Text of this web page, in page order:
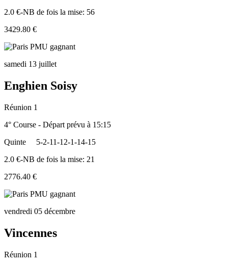
2.0 €-NB de fois la mise: 56
3429.80 €
samedi 13 juillet
Enghien Soisy
Réunion 1
4° Course - Départ prévu à 15:15
Quinte
5-2-11-12-1-14-15
2.0 €-NB de fois la mise: 21
2776.40 €
vendredi 05 décembre
Vincennes
Réunion 1